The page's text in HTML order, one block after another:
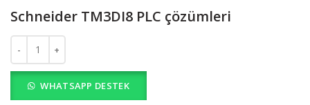
Schneider TM3DI8 PLC çözümleri
Schneider TM3DI8 PLC çözümleri adet
WHATSAPP DESTEK